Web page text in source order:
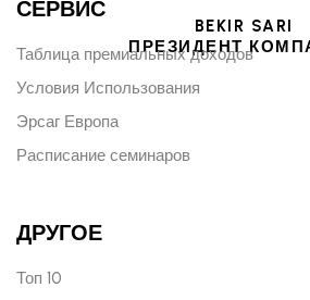
BEKIR SARI
ПРЕЗИДЕНТ
СЕРВИС
Таблица премиальных доходов
Условия Использования
Эрсаг Европа
Расписание семинаров
ДРУГОЕ
Топ 10